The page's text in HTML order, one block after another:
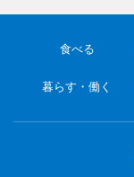
食べる
暮らす・働く